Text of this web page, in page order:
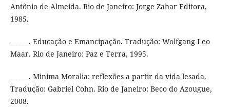
Antônio de Almeida. Rio de Janeiro: Jorge Zahar Editora,
1985.
______. Educação e Emancipação. Tradução: Wolfgang Leo
Maar. Rio de Janeiro: Paz e Terra, 1995.
______. Minima Moralia: reflexões a partir da vida lesada.
Tradução: Gabriel Cohn. Rio de Janeiro: Beco do Azougue,
2008.